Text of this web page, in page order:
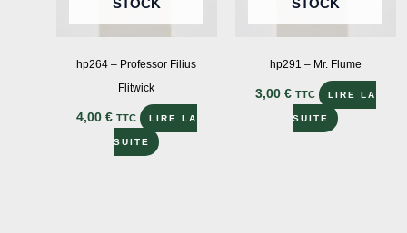
produit
STOCK
hp264 – Professor Filius
Flitwick
4,00 € TTC LIRE LA
SUITE
STOCK
hp291 – Mr. Flume
3,00 € TTC LIRE LA
SUITE